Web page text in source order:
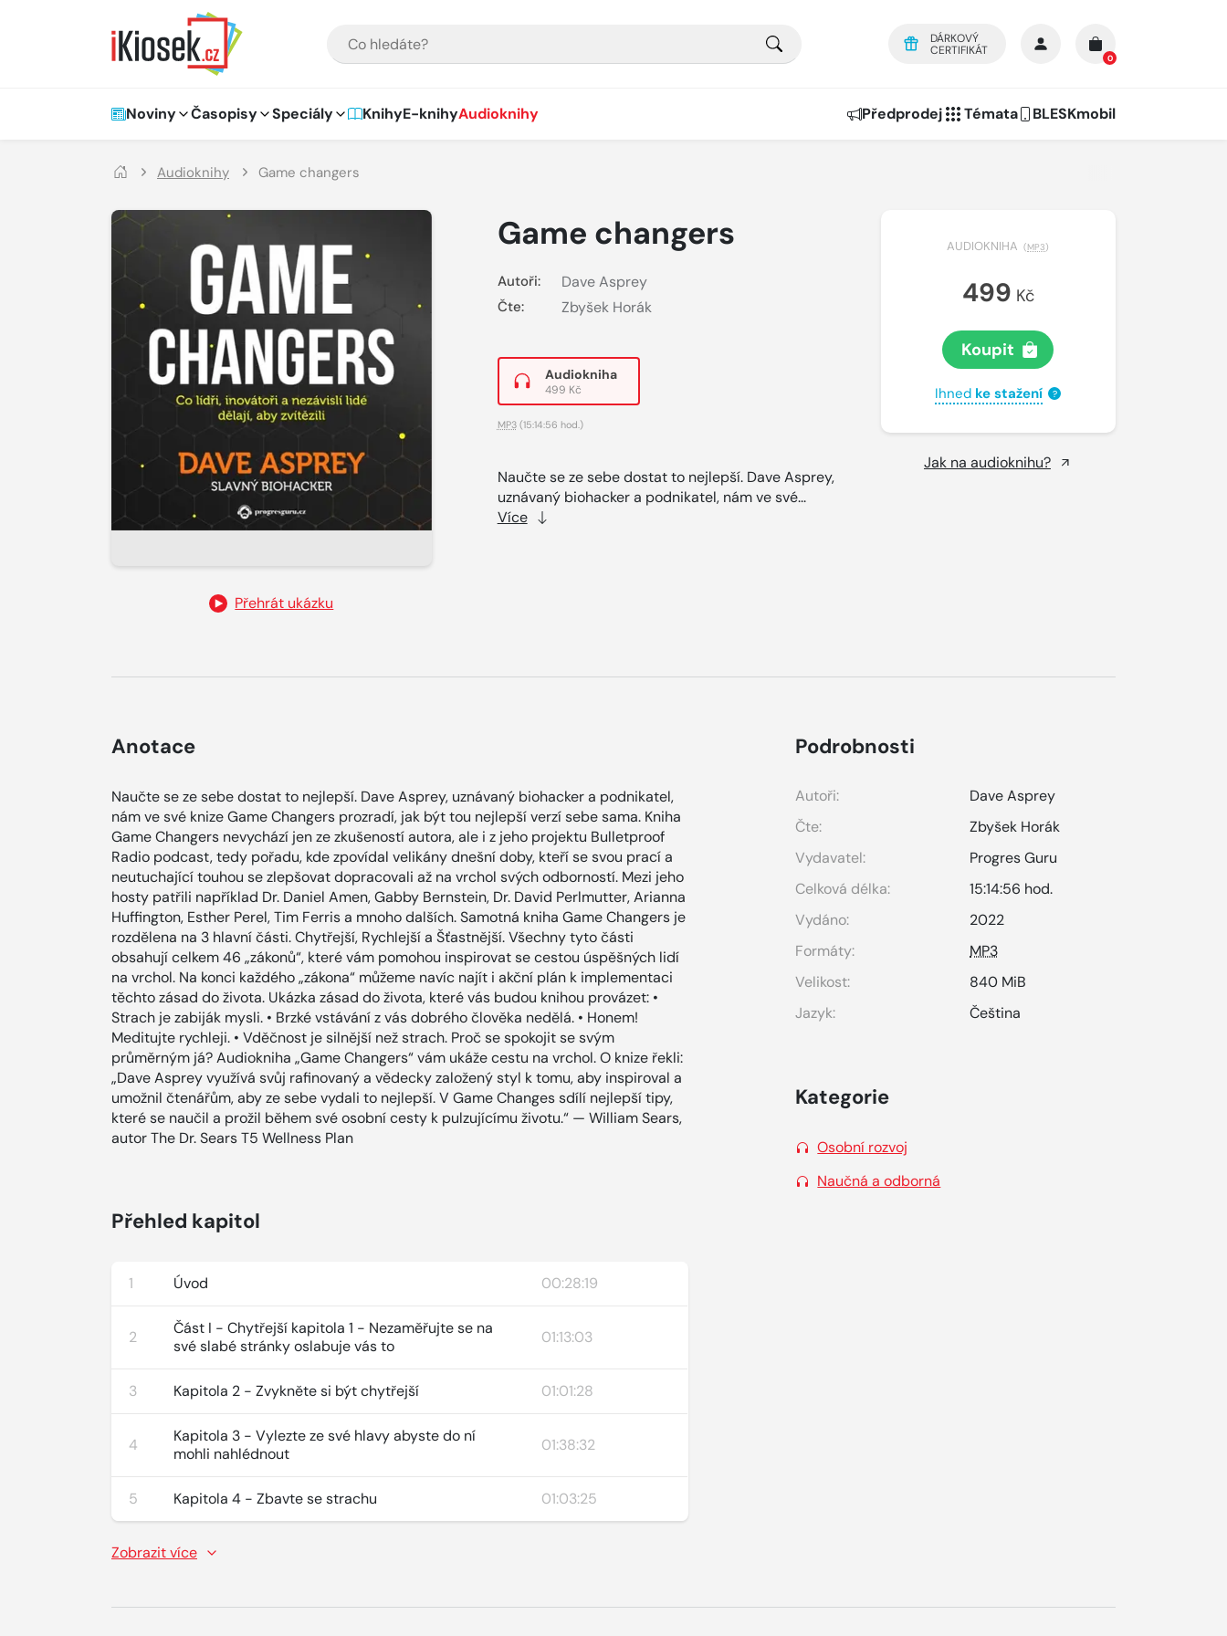
DÁRKOVÝ
CERTIFIKÁT
0
Hlavní navigace
Noviny Časopisy Speciály KnihyE-knihyAudioknihy Předprodej Témata BLESKmobil
Audioknihy Game changers
Přehrát ukázku
Game changers
Autoři: Dave Asprey
Čte: Zbyšek Horák
Audiokniha
499 Kč
MP3(15:14:56 hod.)
Naučte se ze sebe dostat to nejlepší. Dave Asprey,
uznávaný biohacker a podnikatel, nám ve své...
Více
AUDIOKNIHA (MP3)
499 Kč
Koupit
Ihned ke stažení ?
Jak na audioknihu?
Anotace
Naučte se ze sebe dostat to nejlepší. Dave Asprey, uznávaný biohacker a podnikatel,
nám ve své knize Game Changers prozradí, jak být tou nejlepší verzí sebe sama. Kniha
Game Changers nevychází jen ze zkušeností autora, ale i z jeho projektu Bulletproof
Radio podcast, tedy pořadu, kde zpovídal velikány dnešní doby, kteří se svou prací a
neutuchající touhou se zlepšovat dopracovali až na vrchol svých odborností. Mezi jeho
hosty patřili například Dr. Daniel Amen, Gabby Bernstein, Dr. David Perlmutter, Arianna
Huffington, Esther Perel, Tim Ferris a mnoho dalších. Samotná kniha Game Changers je
rozdělena na 3 hlavní části. Chytřejší, Rychlejší a Šťastnější. Všechny tyto části
obsahují celkem 46 „zákonů“, které vám pomohou inspirovat se cestou úspěšných lidí
na vrchol. Na konci každého „zákona“ můžeme navíc najít i akční plán k implementaci
těchto zásad do života. Ukázka zásad do života, které vás budou knihou provázet: •
Strach je zabiják mysli. • Brzké vstávání z vás dobrého člověka nedělá. • Honem!
Meditujte rychleji. • Vděčnost je silnější než strach. Proč se spokojit se svým
průměrným já? Audiokniha „Game Changers“ vám ukáže cestu na vrchol. O knize řekli:
„Dave Asprey využívá svůj rafinovaný a vědecky založený styl k tomu, aby inspiroval a
umožnil čtenářům, aby ze sebe vydali to nejlepší. V Game Changes sdílí nejlepší tipy,
které se naučil a prožil během své osobní cesty k pulzujícímu životu.“ — William Sears,
autor The Dr. Sears T5 Wellness Plan
Přehled kapitol
1 Úvod 00:28:19
2
Část I - Chytřejší kapitola 1 - Nezaměřujte se na
své slabé stránky oslabuje vás to
01:13:03
3 Kapitola 2 - Zvykněte si být chytřejší 01:01:28
4
Kapitola 3 - Vylezte ze své hlavy abyste do ní
mohli nahlédnout
01:38:32
5 Kapitola 4 - Zbavte se strachu 01:03:25
Zobrazit více
Podrobnosti
Autoři:
Dave Asprey
Čte:
Zbyšek Horák
Vydavatel:
Progres Guru
Celková délka:
15:14:56 hod.
Vydáno:
2022
Formáty:
MP3
Velikost:
840 MiB
Jazyk:
Čeština
Kategorie
Osobní rozvoj
Naučná a odborná